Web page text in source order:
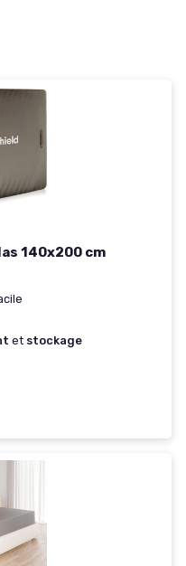
140x200 cm
et stockage